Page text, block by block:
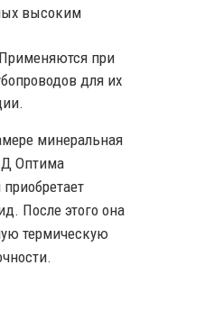
высоким
при
для их
минеральная
Д Оптима
После этого она
термическую